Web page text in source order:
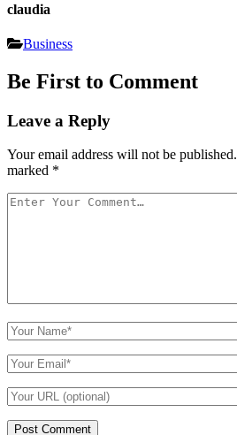
claudia
Business
Be First to Comment
Leave a Reply
Your email address will not be published.
marked *
Your
Your
Name
Your
Email
Your
Website
URL